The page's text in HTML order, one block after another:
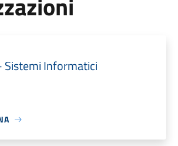
Sistemi Informatici